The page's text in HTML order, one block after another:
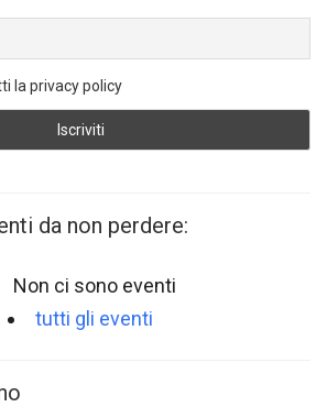
la privacy policy
da non perdere:
Non ci sono eventi
tutti gli eventi